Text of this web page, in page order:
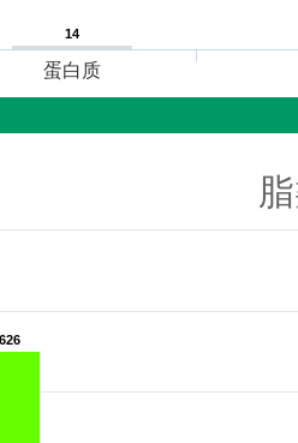
14
14
蛋白质
626
626